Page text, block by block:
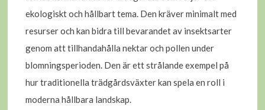
ekologiskt och hållbart tema. Den kräver minimalt med
resurser och kan bidra till bevarandet av insektsarter
genom att tillhandahålla nektar och pollen under
blomningsperioden. Den är ett strålande exempel på
hur traditionella trädgårdsväxter kan spela en roll i
moderna hållbara landskap.